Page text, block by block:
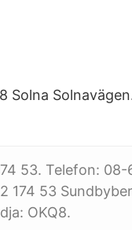
Solna
53. Telefon: 08-
174 53
OKQ8.